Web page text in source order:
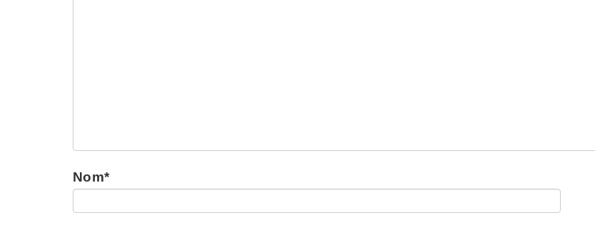
Nom*